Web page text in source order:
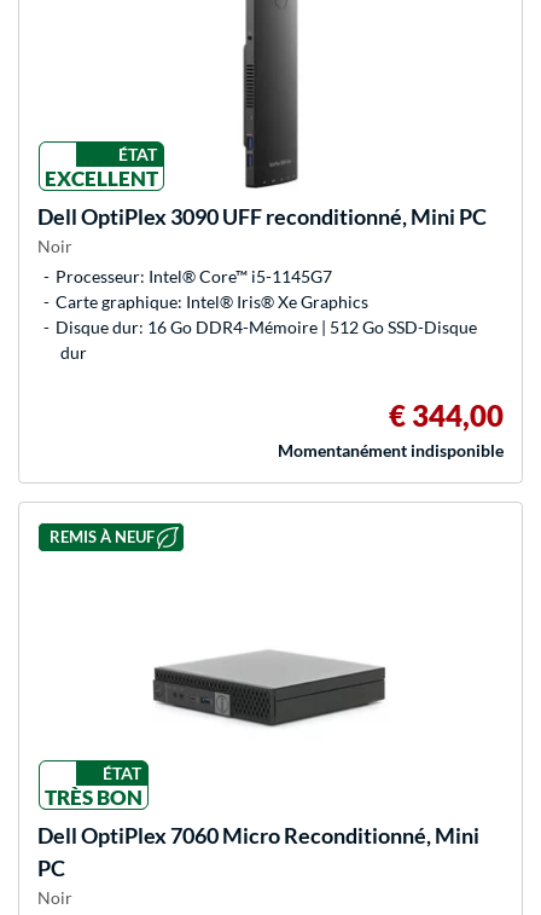
ÉTAT
EXCELLENT
DellOptiPlex 3090 UFF reconditionné, Mini PC
Noir
Processeur: Intel® Core™ i5-1145G7
Carte graphique: Intel® Iris® Xe Graphics
Disque dur: 16 Go DDR4-Mémoire | 512 Go SSD-Disque
dur
€ 344,00
Momentanément indisponible
REMIS À NEUF
ÉTAT
TRÈS BON
DellOptiPlex 7060 Micro Reconditionné, Mini
PC
Noir